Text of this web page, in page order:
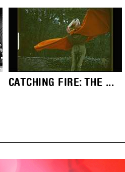
CATCHING FIRE: THE ...